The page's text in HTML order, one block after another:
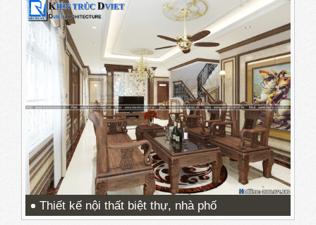
Thiết kế nội thất biệt thự, nhà phố